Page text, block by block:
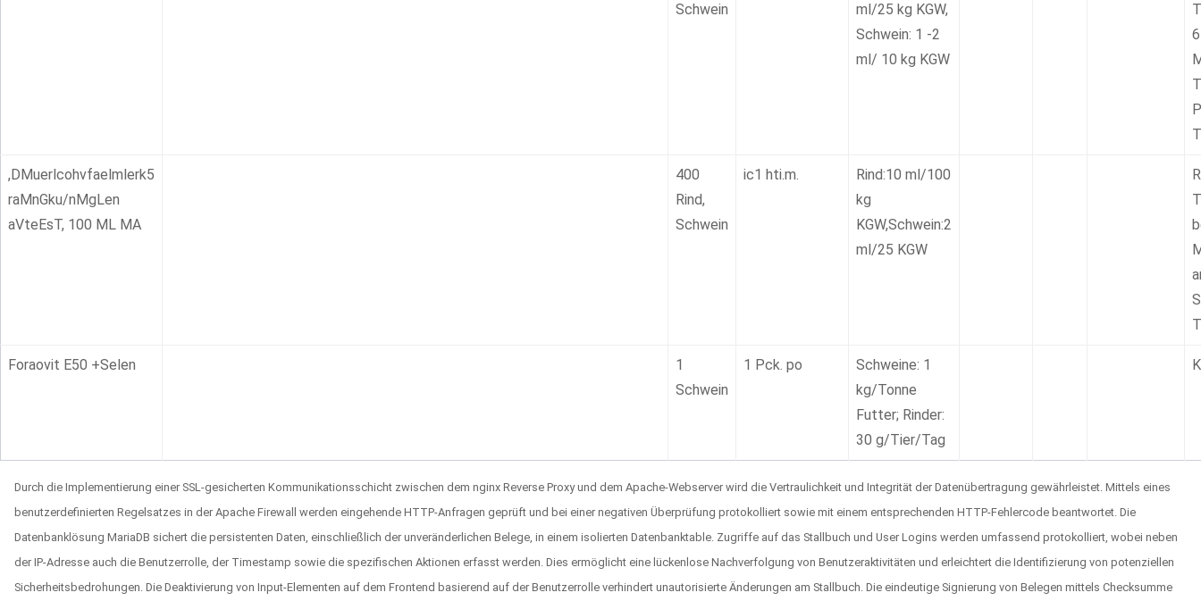
Schwein
ml/25 kg KGW,
Schwein: 1 -2
ml/ 10 kg KGW
,DMuerlcohvfaelmlerk5
raMnGku/nMgLen
aVteEsT, 100 ML MA
400
Rind,
Schwein
ic1 hti.m.
Rind:10 ml/100
kg
KGW,Schwein:2
ml/25 KGW
Foraovit E50 +Selen
1
Schwein
1 Pck. po
Schweine: 1
kg/Tonne
Futter; Rinder:
30 g/Tier/Tag
Durch die Implementierung einer SSL-gesicherten Kommunikationsschicht zwischen dem nginx Reverse Proxy und dem Apache-Webserver wird die Vertraulichkeit und Integrität der Datenübertragung gewährleistet. Mittels eines
benutzerdefinierten Regelsatzes in der Apache Firewall werden eingehende HTTP-Anfragen geprüft und bei einer negativen Überprüfung protokolliert sowie mit einem entsprechenden HTTP-Fehlercode beantwortet. Die
Datenbanklösung MariaDB sichert die persistenten Daten, einschließlich der unveränderlichen Belege, in einem isolierten Datenbanktable. Zugriffe auf das Stallbuch und User Logins werden umfassend protokolliert, wobei neben
der IP-Adresse auch die Benutzerrolle, der Timestamp sowie die spezifischen Aktionen erfasst werden. Dies ermöglicht eine lückenlose Nachverfolgung von Benutzeraktivitäten und erleichtert die Identifizierung von potenziellen
Sicherheitsbedrohungen. Die Deaktivierung von Input-Elementen auf dem Frontend basierend auf der Benutzerrolle verhindert unautorisierte Änderungen am Stallbuch. Die eindeutige Signierung von Belegen mittels Checksumme